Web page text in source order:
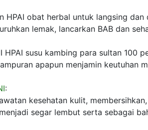
HPAI obat herbal untuk langsing dan
lemak, lancarkan BAB dan
HPAI susu kambing para sultan 100
apapun menjamin keutuhan
:
kesehatan kulit,
segar lembut serta sebagai